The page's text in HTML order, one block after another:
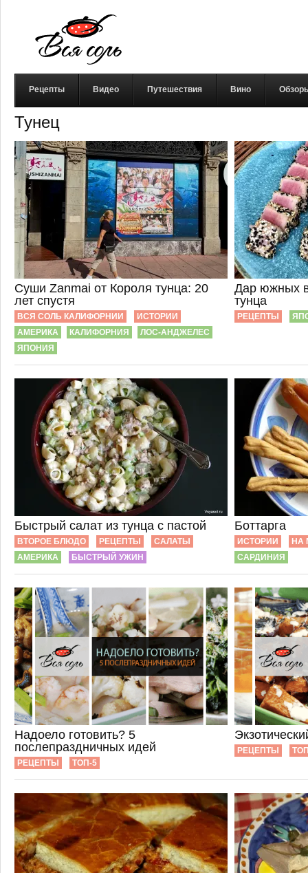
Рецепты Видео Путешествия Вино
Тунец
Суши Zanmai от Короля тунца: 20
лет спустя
ВСЯ СОЛЬ КАЛИФОРНИИ
ИСТОРИИ
АМЕРИКА
КАЛИФОРНИЯ
ЛОС-АНДЖЕЛЕС
ЯПОНИЯ
Дар южных
тунца
РЕЦЕПТЫ
Быстрый салат из тунца с пастой
ВТОРОЕ БЛЮДО РЕЦЕПТЫ
САЛАТЫ
АМЕРИКА
БЫСТРЫЙ УЖИН
Боттарга
ИСТОРИИ
НА
САРДИНИЯ
Надоело готовить? 5
послепраздничных идей
РЕЦЕПТЫ ТОП-5
РЕЦЕПТЫ